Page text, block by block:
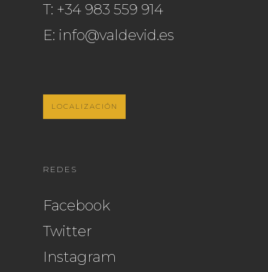
T: +34 983 559 914
E: info@valdevid.es
LOCALIZACIÓN
REDES
Facebook
Twitter
Instagram